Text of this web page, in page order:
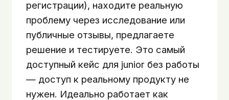
регистрации), находите реальную
проблему через исследование или
публичные отзывы, предлагаете
решение и тестируете. Это самый
доступный кейс для junior без работы
— доступ к реальному продукту не
нужен. Идеально работает как